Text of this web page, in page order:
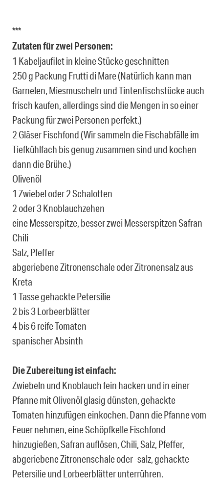
***
Zutaten für zwei Personen:
1 Kabeljaufilet in kleine Stücke geschnitten
250 g Packung Frutti di Mare (Natürlich kann man
Garnelen, Miesmuscheln und Tintenfischstücke auch
frisch kaufen, allerdings sind die Mengen in so einer
Packung für zwei Personen perfekt.)
2 Gläser Fischfond (Wir sammeln die Fischabfälle im
Tiefkühlfach bis genug zusammen sind und kochen
dann die Brühe.)
Olivenöl
1 Zwiebel oder 2 Schalotten
2 oder 3 Knoblauchzehen
eine Messerspitze, besser zwei Messerspitzen Safran
Chili
Salz, Pfeffer
abgeriebene Zitronenschale oder Zitronensalz aus
Kreta
1 Tasse gehackte Petersilie
2 bis 3 Lorbeerblätter
4 bis 6 reife Tomaten
spanischer Absinth
Die Zubereitung ist einfach:
Zwiebeln und Knoblauch fein hacken und in einer
Pfanne mit Olivenöl glasig dünsten, gehackte
Tomaten hinzufügen einkochen. Dann die Pfanne vom
Feuer nehmen, eine Schöpfkelle Fischfond
hinzugießen, Safran auflösen, Chili, Salz, Pfeffer,
abgeriebene Zitronenschale oder -salz, gehackte
Petersilie und Lorbeerblätter unterrühren.